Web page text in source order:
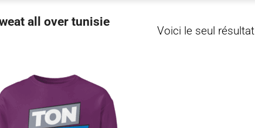
all over tunisie
Voici le seul résultat
Ajouter
wishlist